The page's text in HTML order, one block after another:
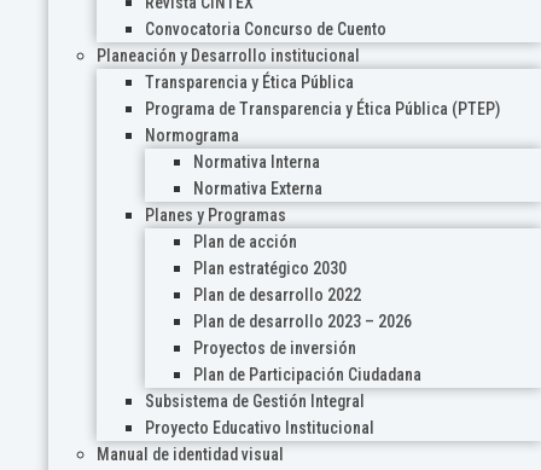
Convocatoria Concurso de Cuento
Planeación y Desarrollo institucional
Transparencia y Ética Pública
Programa de Transparencia y Ética Pública (PTEP)
Normograma
Normativa Interna
Normativa Externa
Planes y Programas
Plan de acción
Plan estratégico 2030
Plan de desarrollo 2022
Plan de desarrollo 2023 – 2026
Proyectos de inversión
Plan de Participación Ciudadana
Subsistema de Gestión Integral
Proyecto Educativo Institucional
Manual de identidad visual